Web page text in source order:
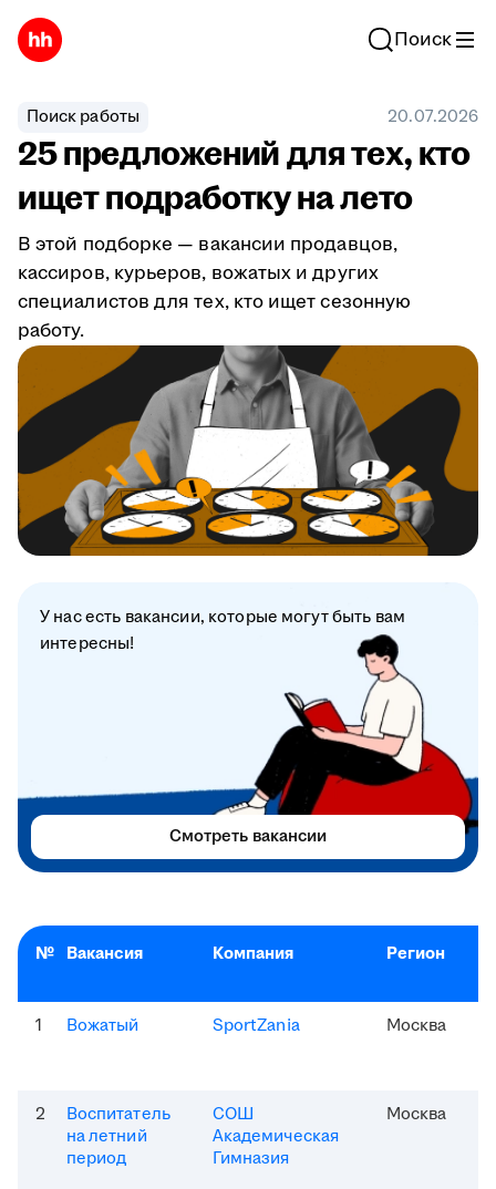
Поиск
Поиск работы 20.07.2026
25 предложений для тех, кто
ищет подработку на лето
В этой подборке — вакансии продавцов,
кассиров, курьеров, вожатых и других
специалистов для тех, кто ищет сезонную
работу.
№ Вакансия Компания Регион
1 Вожатый SportZania Москва
2
Воспитатель
на летний
период
СОШ
Академическая
Гимназия
Москва
У нас есть вакансии, которые могут быть вам
интересны!
Смотреть вакансии